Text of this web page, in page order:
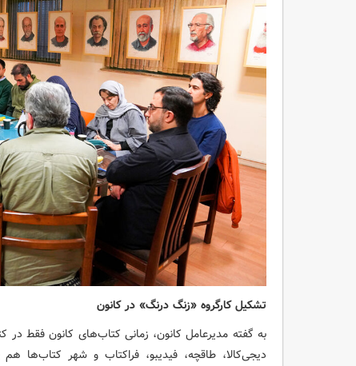
تشکیل کارگروه «زنگ درنگ» در کانون
به گفته مدیرعامل کانون، زمانی کتاب‌های کانون فقط در
دیجی‌کالا، طاقچه، فیدیبو، فراکتاب و شهر کتاب‌ها